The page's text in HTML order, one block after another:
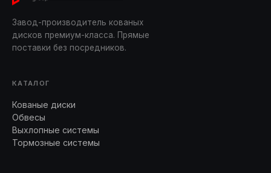
Завод-производитель кованых
дисков премиум-класса. Прямые
поставки без посредников.
КАТАЛОГ
Кованые диски
Обвесы
Выхлопные системы
Тормозные системы